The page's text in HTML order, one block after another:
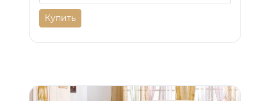
Купить